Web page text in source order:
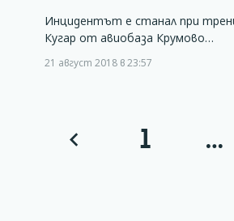
Инцидентът е станал при
Кугар от авиобаза Крумово…
21 август 2018 в 23:57
1 …